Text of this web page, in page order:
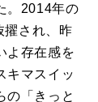
。2014年の
擢され、昨
よ存在感を
キマスイッ
の「きっと